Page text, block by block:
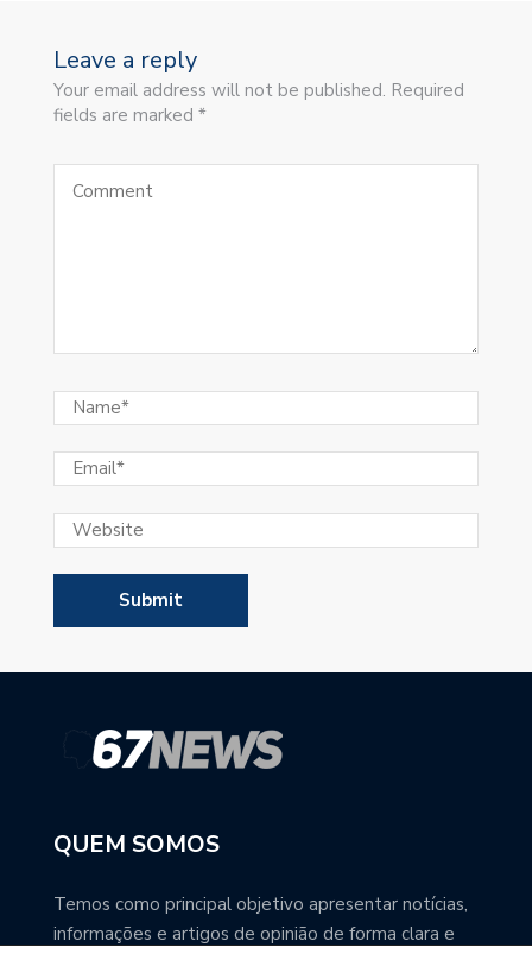
Leave a reply
Your email address will not be published. Required
fields are marked *
QUEM SOMOS
Temos como principal objetivo apresentar notícias,
informações e artigos de opinião de forma clara e